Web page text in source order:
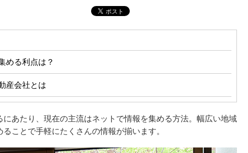
める利点は？
産会社とは
にあたり、現在の主流はネットで情報を集める方法。幅広い地域
ことで手軽にたくさんの情報が揃います。